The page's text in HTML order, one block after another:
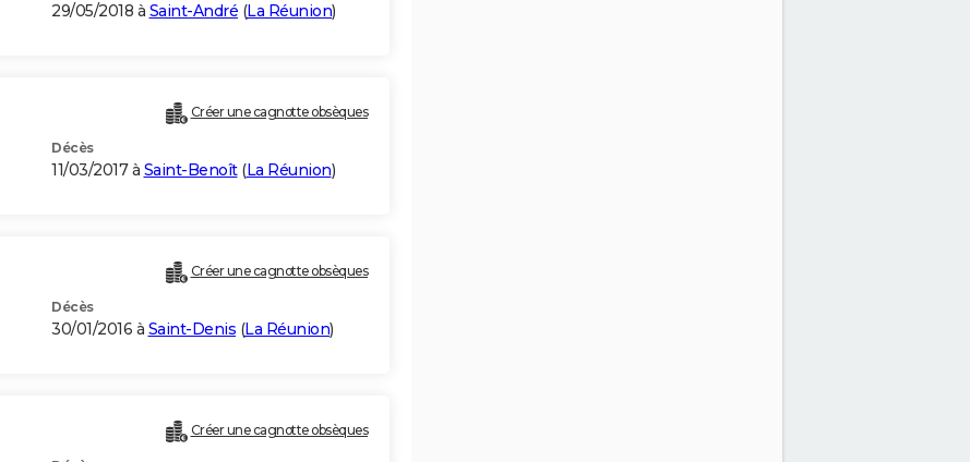
29/05/2018 à Saint-André (La Réunion)
Créer une cagnotte obsèques
Décès
11/03/2017 à Saint-Benoît(La Réunion)
Créer une cagnotte obsèques
Décès
30/01/2016 à Saint-Denis (La Réunion)
Créer une cagnotte obsèques